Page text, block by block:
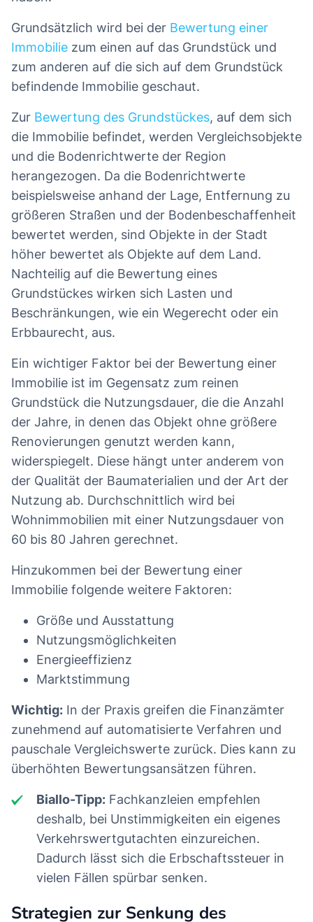
Grundsätzlich wird bei der Bewertung einer
Immobilie zum einen auf das Grundstück und
zum anderen auf die sich auf dem Grundstück
befindende Immobilie geschaut.
Zur Bewertung des Grundstückes, auf dem sich
die Immobilie befindet, werden Vergleichsobjekte
und die Bodenrichtwerte der Region
herangezogen. Da die Bodenrichtwerte
beispielsweise anhand der Lage, Entfernung zu
größeren Straßen und der Bodenbeschaffenheit
bewertet werden, sind Objekte in der Stadt
höher bewertet als Objekte auf dem Land.
Nachteilig auf die Bewertung eines
Grundstückes wirken sich Lasten und
Beschränkungen, wie ein Wegerecht oder ein
Erbbaurecht, aus.
Ein wichtiger Faktor bei der Bewertung einer
Immobilie ist im Gegensatz zum reinen
Grundstück die Nutzungsdauer, die die Anzahl
der Jahre, in denen das Objekt ohne größere
Renovierungen genutzt werden kann,
widerspiegelt. Diese hängt unter anderem von
der Qualität der Baumaterialien und der Art der
Nutzung ab. Durchschnittlich wird bei
Wohnimmobilien mit einer Nutzungsdauer von
60 bis 80 Jahren gerechnet.
Hinzukommen bei der Bewertung einer
Immobilie folgende weitere Faktoren:
Größe und Ausstattung
Nutzungsmöglichkeiten
Energieeffizienz
Marktstimmung
Wichtig: In der Praxis greifen die Finanzämter
zunehmend auf automatisierte Verfahren und
pauschale Vergleichswerte zurück. Dies kann zu
überhöhten Bewertungsansätzen führen.
Biallo-Tipp: Fachkanzleien empfehlen
deshalb, bei Unstimmigkeiten ein eigenes
Verkehrswertgutachten einzureichen.
Dadurch lässt sich die Erbschaftssteuer in
vielen Fällen spürbar senken.
Strategien zur Senkung des